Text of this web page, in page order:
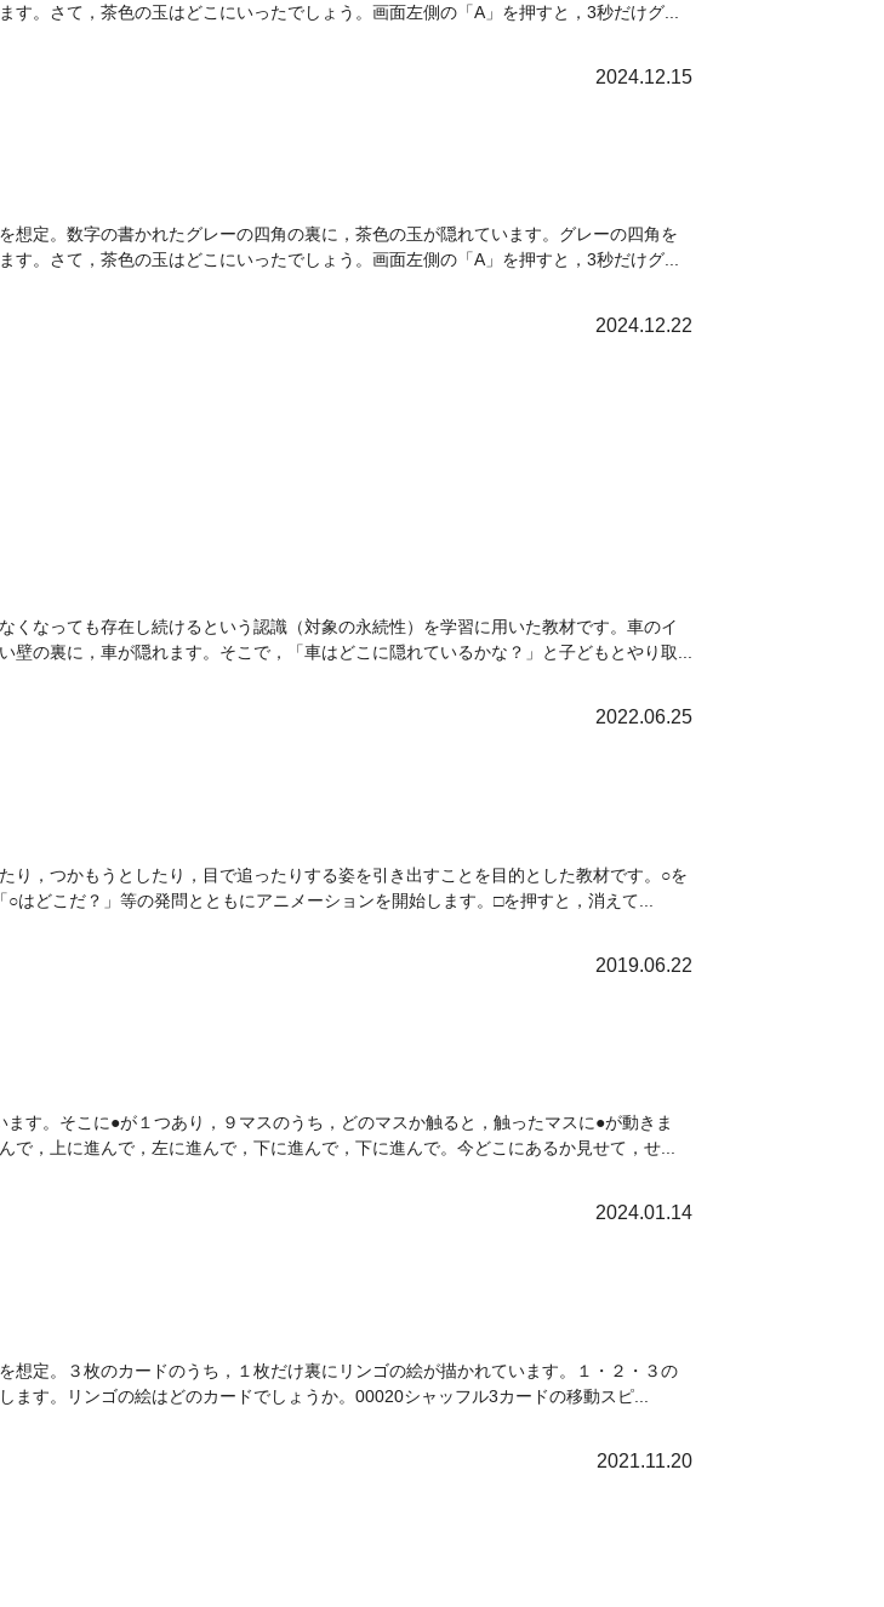
す。さて，茶色の玉はどこにいったでしょう。画面左側の「A」を押すと，3秒だけグ...
2024.12.15
定。数字の書かれたグレーの四角の裏に，茶色の玉が隠れています。グレーの四角を
す。さて，茶色の玉はどこにいったでしょう。画面左側の「A」を押すと，3秒だけグ...
2024.12.22
くなっても存在し続けるという認識（対象の永続性）を学習に用いた教材です。車のイ
壁の裏に，車が隠れます。そこで，「車はどこに隠れているかな？」と子どもとやり取...
2022.06.25
り，つかもうとしたり，目で追ったりする姿を引き出すことを目的とした教材です。○を
はどこだ？」等の発問とともにアニメーションを開始します。□を押すと，消えて...
2019.06.22
す。そこに●が１つあり，９マスのうち，どのマスか触ると，触ったマスに●が動きま
で，上に進んで，左に進んで，下に進んで，下に進んで。今どこにあるか見せて，せ...
2024.01.14
定。３枚のカードのうち，１枚だけ裏にリンゴの絵が描かれています。１・２・３の
ます。リンゴの絵はどのカードでしょうか。00020シャッフル3カードの移動スピ...
2021.11.20